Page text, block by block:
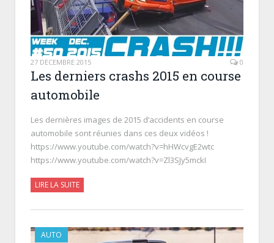
27 DÉCEMBRE 2015 0
Les derniers crashs 2015 en course
automobile
Les dernières images de 2015 d’accidents en course
automobile sont réunies dans ces deux vidéos !
https://www.youtube.com/watch?v=hHWcvgE2wtc
https://www.youtube.com/watch?v=Zl3SJy5mckI
LIRE LA SUITE
AUTO